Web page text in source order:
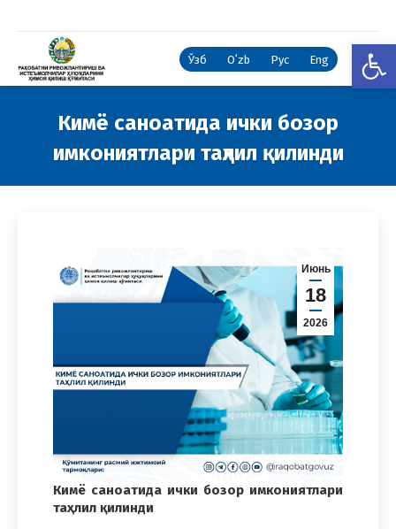
Ўзб Oʻzb Рус Eng
Кимё саноатида ички бозор
имкониятлари таҳлил қилинди
Июнь
18
2026
Кимё саноатида ички бозор имкониятлари
таҳлил қилинди